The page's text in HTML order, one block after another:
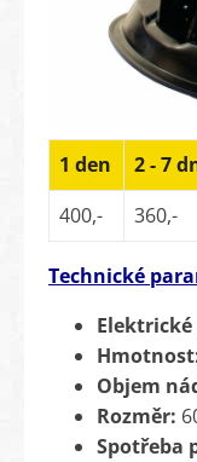
1 den 2 - 7
400,-
360,-
Technické
Objem
Rozměr:
Spotřeba